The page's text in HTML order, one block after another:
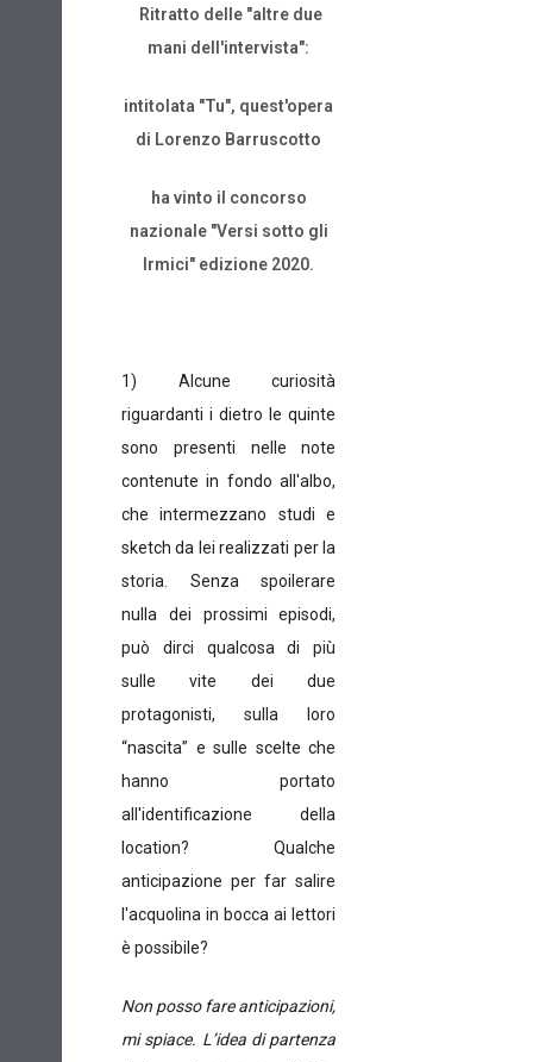
Ritratto delle "altre due
mani dell'intervista":
intitolata "Tu", quest'opera
di Lorenzo Barruscotto
ha vinto il concorso
nazionale "Versi sotto gli
Irmici" edizione 2020.
1) Alcune curiosità
riguardanti i dietro le quinte
sono presenti nelle note
contenute in fondo all'albo,
che intermezzano studi e
sketch da lei realizzati per la
storia. Senza spoilerare
nulla dei prossimi episodi,
può dirci qualcosa di più
sulle vite dei due
protagonisti, sulla loro
“nascita” e sulle scelte che
hanno portato
all'identificazione della
location? Qualche
anticipazione per far salire
l'acquolina in bocca ai lettori
è possibile?
Non posso fare anticipazioni,
mi spiace. L’idea di partenza